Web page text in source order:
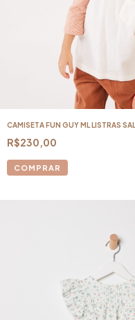
CAMISETA FUN GUY ML LISTRAS
R$230,00
COMPRAR